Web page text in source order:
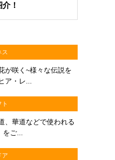
！
ス
が咲く~様々な伝説を
ア・レ...
、華道などで使われる
ご...
ア